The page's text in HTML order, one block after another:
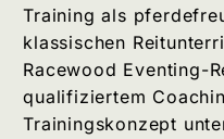
Training als
klassischen
Racewood Eventing-
qualifiziertem
Trainingskonzept